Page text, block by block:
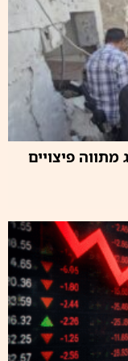
פיצויים